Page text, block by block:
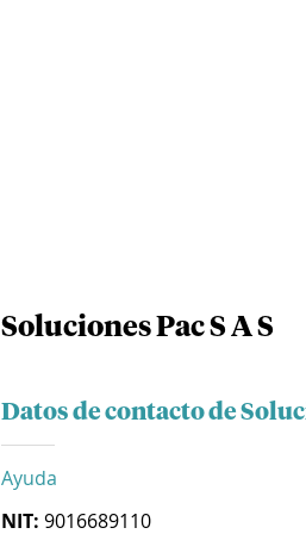
Soluciones Pac S A S
Datos de contacto de
Ayuda
NIT: 9016689110